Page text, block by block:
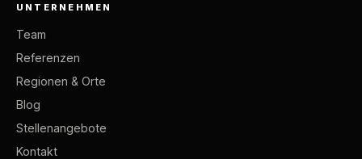
UNTERNEHMEN
Team
Referenzen
Regionen & Orte
Blog
Stellenangebote
Kontakt